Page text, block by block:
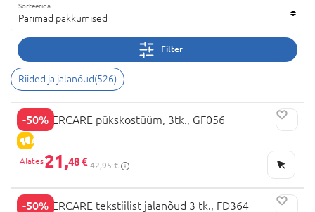
Sorteerida
Parimad pakkumised
Filter
Riided ja jalanõud(526)
-50%
ALLAHINDLUS
MOTHERCARE pükskostüüm, 3tk., GF056
21,48 € 42,95 €
-50%
MOTHERCARE tekstiilist jalanõud 3 tk., FD364